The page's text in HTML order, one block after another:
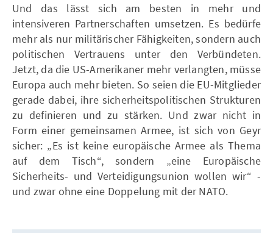
Und das lässt sich am besten in mehr und
intensiveren Partnerschaften umsetzen. Es bedürfe
mehr als nur militärischer Fähigkeiten, sondern auch
politischen Vertrauens unter den Verbündeten.
Jetzt, da die US-Amerikaner mehr verlangten, müsse
Europa auch mehr bieten. So seien die EU-Mitglieder
gerade dabei, ihre sicherheitspolitischen Strukturen
zu definieren und zu stärken. Und zwar nicht in
Form einer gemeinsamen Armee, ist sich von Geyr
sicher: „Es ist keine europäische Armee als Thema
auf dem Tisch“, sondern „eine Europäische
Sicherheits- und Verteidigungsunion wollen wir“ -
und zwar ohne eine Doppelung mit der NATO.